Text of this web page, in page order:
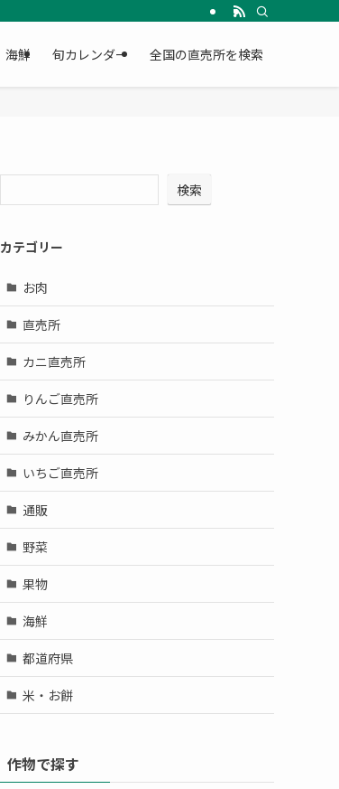
海鮮 旬カレンダー 全国の直売所を検索
検索
カテゴリー
お肉
直売所
カニ直売所
りんご直売所
みかん直売所
いちご直売所
通販
野菜
果物
海鮮
都道府県
米・お餅
作物で探す